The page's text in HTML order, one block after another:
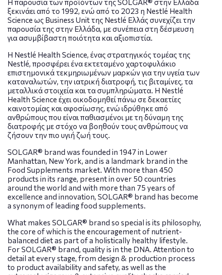
Η παρουσία των προϊόντων της SOLGAR® στην Ελλάδα
ξεκινάει από το 1992, ενώ από το 2023 η Nestlé Health
Science ως Business Unit της Nestlé Ελλάς συνεχίζει την
παρουσία της στην Ελλάδα, με συνέπεια στη δέσμευση
για ασυμβίβαστη ποιότητα και αξιοπιστία.
Η Nestlé Health Science, ένας στρατηγικός τομέας της
Nestlé, προσφέρει ένα εκτεταμένο χαρτοφυλάκιο
επιστημονικά τεκμηριωμένων μαρκών για την υγεία των
καταναλωτών, την ιατρική διατροφή, τις βιταμίνες, τα
μεταλλικά στοιχεία και τα συμπληρώματα. Η Nestlé
Health Science έχει οικοδομηθεί πάνω σε δεκαετίες
καινοτομίας και αφοσίωσης, ενώ ιδρύθηκε από
ανθρώπους που είναι παθιασμένοι με τη δύναμη της
διατροφής με στόχο να βοηθούν τους ανθρώπους να
ζήσουν την πιο υγιή ζωή τους.
SOLGAR® brand was founded in 1947 in Lower
Manhattan, New York, and is a landmark brand in the
Food Supplements market. With more than 450
products in its range, present in over 50 countries
around the world and with more than 75 years of
excellence and innovation, SOLGAR® brand has become
a synonym of leading food supplements.
What makes SOLGAR® brand so special is its philosophy,
the core of which is the encouragement of nutrient-
balanced diet as part of a holistically healthy lifestyle.
For SOLGAR® brand, quality is in the DNA. Attention to
detail at every stage, from design & production process
to product availability and safety, as well as the